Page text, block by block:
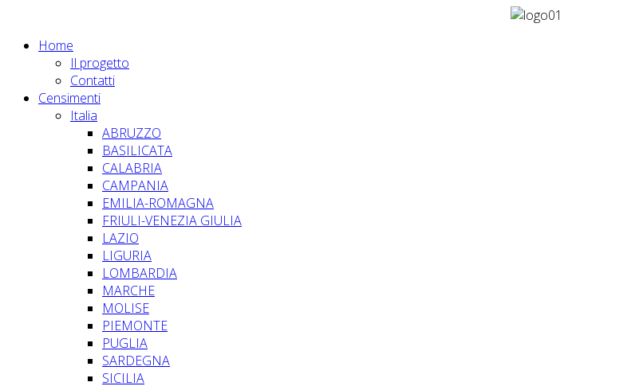
Home
Il progetto
Contatti
Censimenti
Italia
ABRUZZO
BASILICATA
CALABRIA
CAMPANIA
EMILIA-ROMAGNA
FRIULI-VENEZIA GIULIA
LAZIO
LIGURIA
LOMBARDIA
MARCHE
MOLISE
PIEMONTE
PUGLIA
SARDEGNA
SICILIA